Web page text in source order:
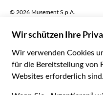
Português BR
Nederlands
ARS Argentinischer Peso
.د.ب Bahrain-Dinar
R$ Brasilianischer Real
Geschäftsbedingungen
Cookie-Verwendung Sitemap
© 2026 Musement S.p.A.
Online-Reiseagentur nº 170695